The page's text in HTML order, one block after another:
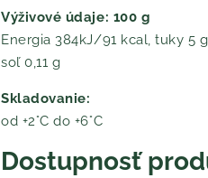
Výživové údaje: 100 g
Energia 384kJ/91 kcal, tuky 5
soľ 0,11 g
Skladovanie:
od +2°C do +6°C
Dostupnosť